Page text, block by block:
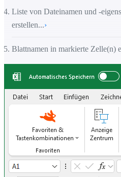
Liste von Dateinamen und -
erstellen...›
Blattnamen in markierte Zelle(n)